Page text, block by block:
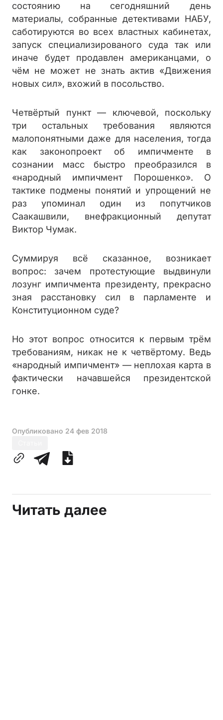
состоянию на сегодняшний день
материалы, собранные детективами НАБУ,
саботируются во всех властных кабинетах,
запуск специализированого суда так или
иначе будет продавлен американцами, о
чём не может не знать актив «Движения
новых сил», вхожий в посольство.
Четвёртый пункт — ключевой, поскольку
три остальных требования являются
малопонятными даже для населения, тогда
как законопроект об импичменте в
сознании масс быстро преобразился в
«народный импичмент Порошенко». О
тактике подмены понятий и упрощений не
раз упоминал один из попутчиков
Саакашвили, внефракционный депутат
Виктор Чумак.
Суммируя всё сказанное, возникает
вопрос: зачем протестующие выдвинули
лозунг импичмента президенту, прекрасно
зная расстановку сил в парламенте и
Конституционном суде?
Но этот вопрос относится к первым трём
требованиям, никак не к четвёртому. Ведь
«народный импичмент» — неплохая карта в
фактически начавшейся президентской
гонке.
Опубликовано 24 фев 2018
Читать далее